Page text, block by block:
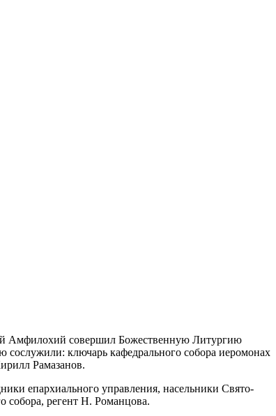
Амфилохий совершил Божественную Литургию
ключарь кафедрального собора иеромонах
Рамазанов.
епархиального управления, насельники Свято-
собора, регент Н. Романцова.